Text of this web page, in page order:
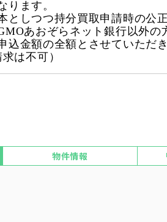
ります。
としつつ持分買取申請時の公
あおぞらネット銀行以外の
込金額の全額とさせていただ
は不可）
物件情報